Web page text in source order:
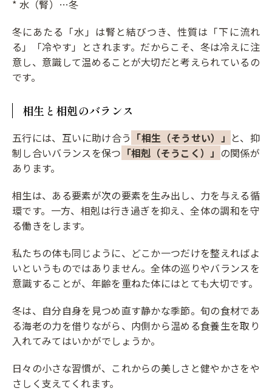
* 水（腎）…冬
冬にあたる「水」は腎と結びつき、性質は「下に流れ
る」「冷やす」とされます。だからこそ、冬は冷えに注
意し、意識して温めることが大切だと考えられているの
です。
相生と相剋のバランス
五行には、互いに助け合う 「相生（そうせい）」 と、抑
制し合いバランスを保つ 「相剋（そうこく）」 の関係が
あります。
相生は、ある要素が次の要素を生み出し、力を与える循
環です。一方、相剋は行き過ぎを抑え、全体の調和を守
る働きをします。
私たちの体も同じように、どこか一つだけを整えればよ
いというものではありません。全体の巡りやバランスを
意識することが、年齢を重ねた体にはとても大切です。
冬は、自分自身を見つめ直す静かな季節。旬の食材であ
る海老の力を借りながら、内側から温める食養生を取り
入れてみてはいかがでしょうか。
日々の小さな習慣が、これからの美しさと健やかさをや
さしく支えてくれます。